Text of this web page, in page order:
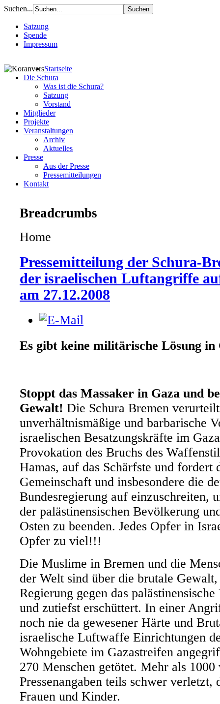
Suchen...
Satzung
Spende
Impressum
Startseite
Die Schura
Was ist die Schura?
Satzung
Vorstand
Mitglieder
Projekte
Veranstaltungen
Archiv
Aktuelles
Presse
Aus der Presse
Pressemitteilungen
Kontakt
Breadcrumbs
Home
Pressemitteilung der Schura-
der israelischen Luftangriffe
am 27.12.2008
Es gibt keine militärische Lösung in
Stoppt das Massaker in Gaza und
Gewalt! Die Schura Bremen
unverhältnismäßige und barbarische
israelischen Besatzungskräfte im
Provokation des Bruchs des
Hamas, auf das Schärfste und fordert
Gemeinschaft und insbesondere die
Bundesregierung auf einzuschreiten,
der palästinensischen Bevölkerung
Osten zu beenden. Jedes Opfer in
Opfer zu viel!!!
Die Muslime in Bremen und die
der Welt sind über die brutale
Regierung gegen das
und zutiefst erschüttert. In einer
noch nie da gewesener Härte und
israelische Luftwaffe Einrichtungen
Wohngebiete im Gazastreifen
270 Menschen getötet. Mehr als
Pressenangaben teils schwer verletzt,
Frauen und Kinder.